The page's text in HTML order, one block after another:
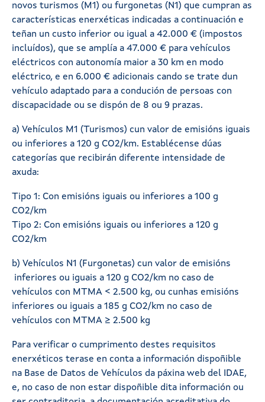
novos turismos (M1) ou furgonetas (N1) que cumpran as
características enerxéticas indicadas a continuación e
teñan un custo inferior ou igual a 42.000 € (impostos
incluídos), que se amplía a 47.000 € para vehículos
eléctricos con autonomía maior a 30 km en modo
eléctrico, e en 6.000 € adicionais cando se trate dun
vehículo adaptado para a condución de persoas con
discapacidade ou se dispón de 8 ou 9 prazas.
a) Vehículos M1 (Turismos) cun valor de emisións iguais
ou inferiores a 120 g CO2/km. Establécense dúas
categorías que recibirán diferente intensidade de
axuda:
Tipo 1: Con emisións iguais ou inferiores a 100 g
CO2/km
Tipo 2: Con emisións iguais ou inferiores a 120 g
CO2/km
b) Vehículos N1 (Furgonetas) cun valor de emisións
inferiores ou iguais a 120 g CO2/km no caso de
vehículos con MTMA < 2.500 kg, ou cunhas emisións
inferiores ou iguais a 185 g CO2/km no caso de
vehículos con MTMA ≥ 2.500 kg
Para verificar o cumprimento destes requisitos
enerxéticos terase en conta a información dispoñible
na Base de Datos de Vehículos da páxina web del IDAE,
e, no caso de non estar dispoñible dita información ou